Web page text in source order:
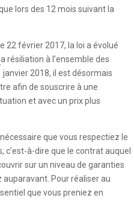
lors des 12 mois suivant la
22 février 2017, la loi a évolué
résiliation à l’ensemble des
janvier 2018, il est désormais
afin de souscrire à une
et avec un prix plus
que vous respectiez le
c’est-à-dire que le contrat auquel
sur un niveau de garanties
auparavant. Pour réaliser au
que vous preniez en